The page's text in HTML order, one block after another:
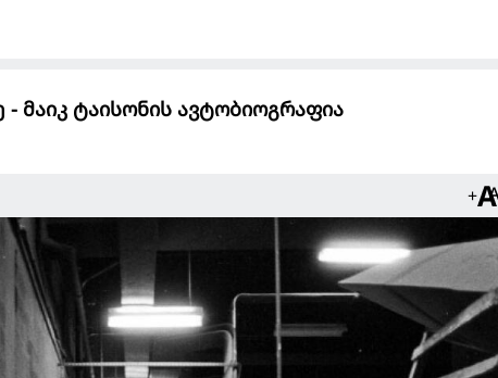
ტაისონის ავტობიოგრაფია
+